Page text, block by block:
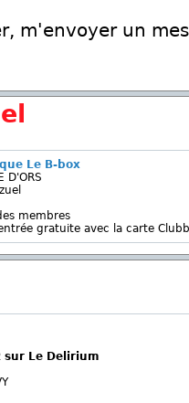
m'envoyer un
Le B-box
D'ORS
membres
gratuite avec la carte
sur Le Delirium